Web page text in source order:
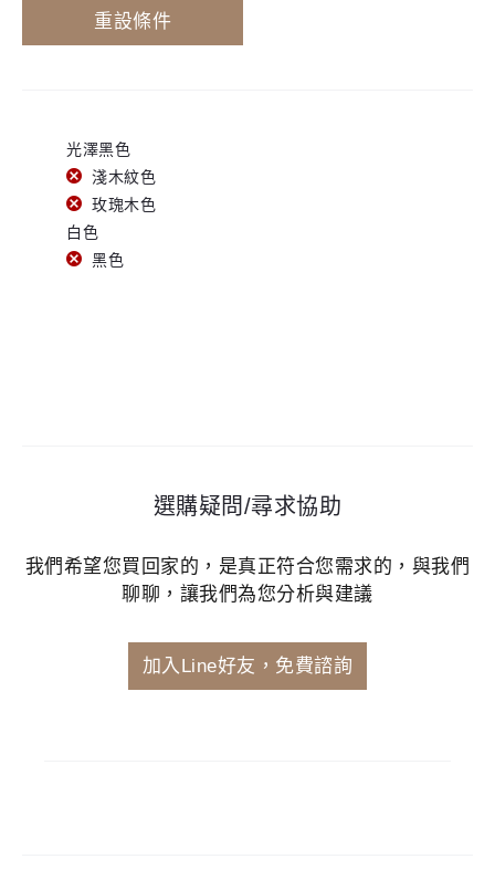
重設條件
光澤黑色
淺木紋色
玫瑰木色
白色
黑色
選購疑問/尋求協助
我們希望您買回家的，是真正符合您需求的，與我們
聊聊，讓我們為您分析與建議
加入Line好友，免費諮詢